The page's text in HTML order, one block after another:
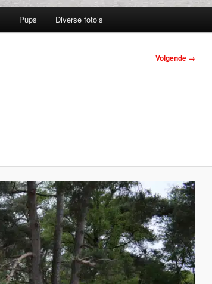
Pups Diverse foto’s
Volgende →